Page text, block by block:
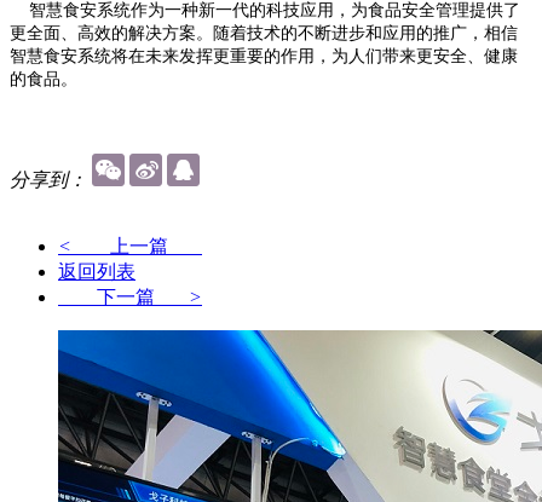
智慧食安系统作为一种新一代的科技应用，为食品安全管理提供了
更全面、高效的解决方案。随着技术的不断进步和应用的推广，相信
智慧食安系统将在未来发挥更重要的作用，为人们带来更安全、健康
的食品。
分享到：
< 上一篇
返回列表
下一篇 >